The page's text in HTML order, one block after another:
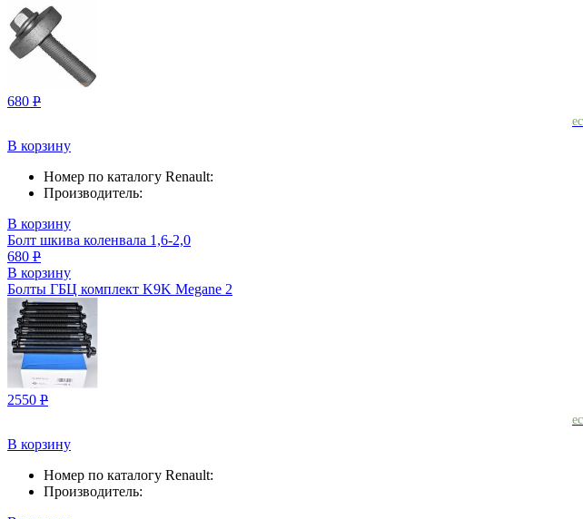
680 Р
В корзину
Номер по каталогу Renault:
Производитель:
В корзину
Болт шкива коленвала 1,6-2,0
680 Р
В корзину
Болты ГБЦ комплект K9K Megane 2
2550 Р
В корзину
Номер по каталогу Renault:
Производитель: